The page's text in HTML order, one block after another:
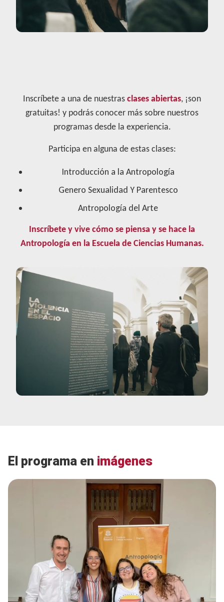
Inscríbete a una de nuestras clases abiertas, ¡son
gratuitas! y podrás conocer más sobre nuestros
programas desde la experiencia.
Participa en alguna de estas clases:
Introducción a la Antropología
Genero Sexualidad Y Parentesco
Antropología del Arte
Inscríbete y vive cómo se piensa y se hace la
Antropología en la Escuela de Ciencias Humanas.
El programa en imágenes